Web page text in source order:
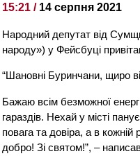
15:21 / 14 серпня 2021
Народний депутат від
народу») у Фейсбуці
“Шановні Буринчани, щиро
Бажаю всім безможної
гараздів. Нехай у місті
повага та довіра, а в
добро! Зі святом!”, –